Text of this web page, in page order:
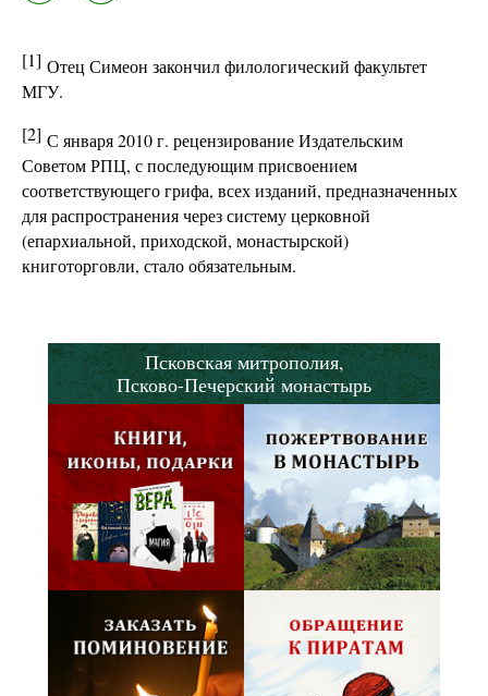
[1] Отец Симеон закончил филологический факультет
МГУ.
[2] С января 2010 г. рецензирование Издательским
Советом РПЦ, с последующим присвоением
соответствующего грифа, всех изданий, предназначенных
для распространения через систему церковной
(епархиальной, приходской, монастырской)
книготорговли, стало обязательным.
Псковская митрополия,
Псково-Печерский монастырь